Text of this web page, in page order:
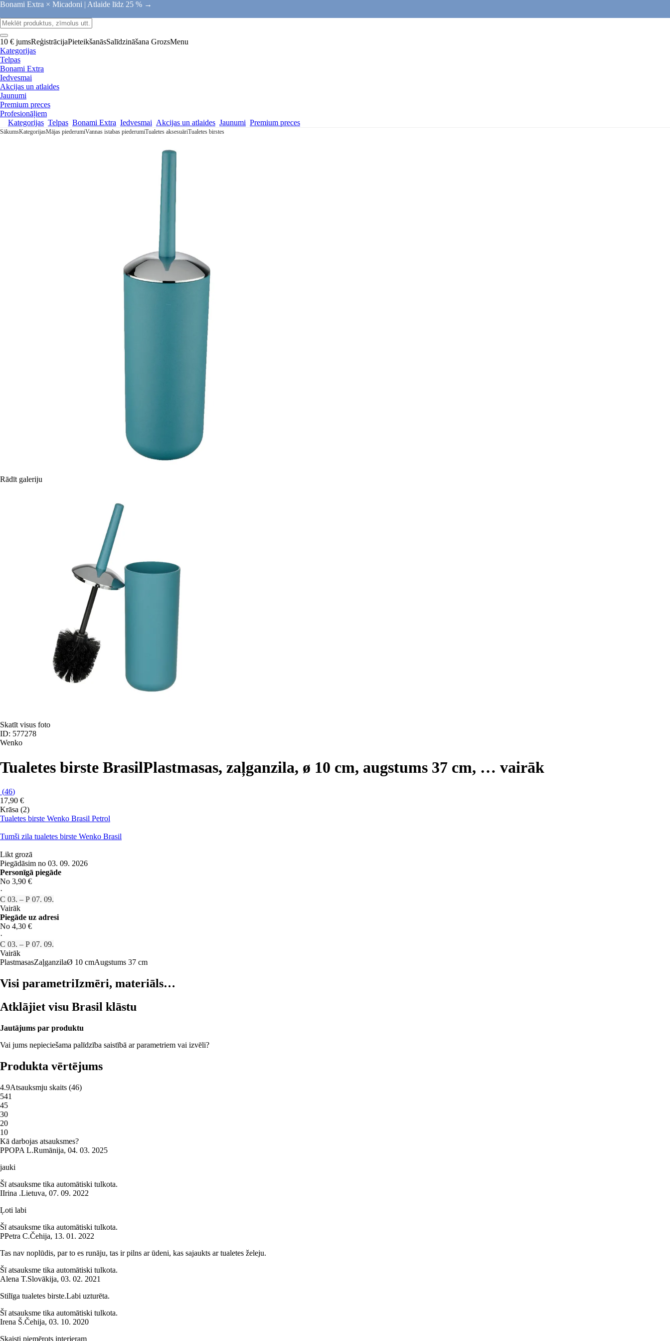
Bonami Extra × Micadoni | Atlaide līdz 25 % →
10 € jumsReģistrācijaPieteikšanāsSalīdzināšana GrozsMenu
Kategorijas
Telpas
Bonami Extra
Iedvesmai
Akcijas un atlaides
Jaunumi
Premium preces
Profesionāļiem
Kategorijas Telpas Bonami Extra Iedvesmai Akcijas un atlaides Jaunumi Premium preces
SākumsKategorijasMājas piederumiVannas istabas piederumiTualetes aksesuāriTualetes birstes
Rādīt galeriju
Skatīt visus foto
ID: 577278
Wenko
Tualetes birste BrasilPlastmasas, zaļganzila, ø 10 cm, augstums 37 cm, … vairāk
(46)
17,90 €
Krāsa (2)
Tualetes birste Wenko Brasil Petrol
Tumši zila tualetes birste Wenko Brasil
Likt grozā
Piegādāsim no 03. 09. 2026
Personīgā piegāde
No 3,90 €
·
C 03. – P 07. 09.
Vairāk
Piegāde uz adresi
No 4,30 €
·
C 03. – P 07. 09.
Vairāk
PlastmasasZaļganzilaØ 10 cmAugstums 37 cm
Visi parametriIzmēri, materiāls…
Atklājiet visu Brasil klāstu
Jautājums par produktu
Vai jums nepieciešama palīdzība saistībā ar parametriem vai izvēli?
Produkta vērtējums
4.9Atsauksmju skaits (46)
541
45
30
20
10
Kā darbojas atsauksmes?
PPOPA L.Rumānija, 04. 03. 2025
jauki
Šī atsauksme tika automātiski tulkota.
IIrina .Lietuva, 07. 09. 2022
Ļoti labi
Šī atsauksme tika automātiski tulkota.
PPetra C.Čehija, 13. 01. 2022
Tas nav noplūdis, par to es runāju, tas ir pilns ar ūdeni, kas sajaukts ar tualetes želeju.
Šī atsauksme tika automātiski tulkota.
Alena T.Slovākija, 03. 02. 2021
Stilīga tualetes birste.Labi uzturēta.
Šī atsauksme tika automātiski tulkota.
Irena Š.Čehija, 03. 10. 2020
Skaisti piemērots interjeram